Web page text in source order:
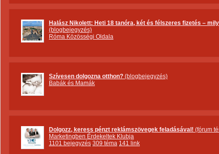
Halász Nikolett: Heti 18 tanóra, két és félszeres fizetés –
(blogbejegyzés)
Róma Közösségi Oldala
Szívesen dolgozna otthon? (blogbejegyzés)
Babák és Mamák
Dolgozz, keress pénzt reklámszövegek feladásával! (fórum
Marketingben Érdekeltek Klubja
1101 bejegyzés,309 téma,141 link